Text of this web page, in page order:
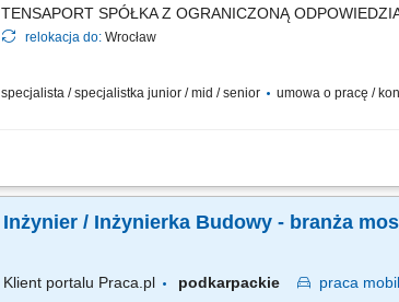
TENSAPORT SPÓŁKA Z OGRANICZONĄ
relokacja do: Wrocław
specjalista / specjalistka junior / mid / senior umowa o pracę /
Zadania: Bezpośrednie nadzorowanie robót
Inżynier / Inżynierka Budowy - branża
Klient portalu Praca.pl podkarpackie praca